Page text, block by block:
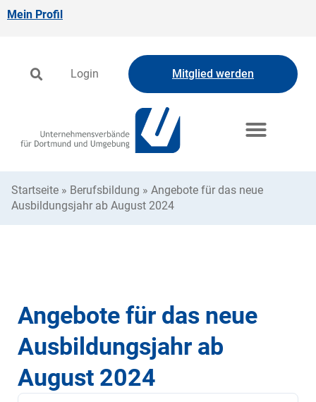
Mein Profil
Login Mitglied werden
Startseite » Berufsbildung » Angebote für das neue
Ausbildungsjahr ab August 2024
Angebote für das neue
Ausbildungsjahr ab
August 2024